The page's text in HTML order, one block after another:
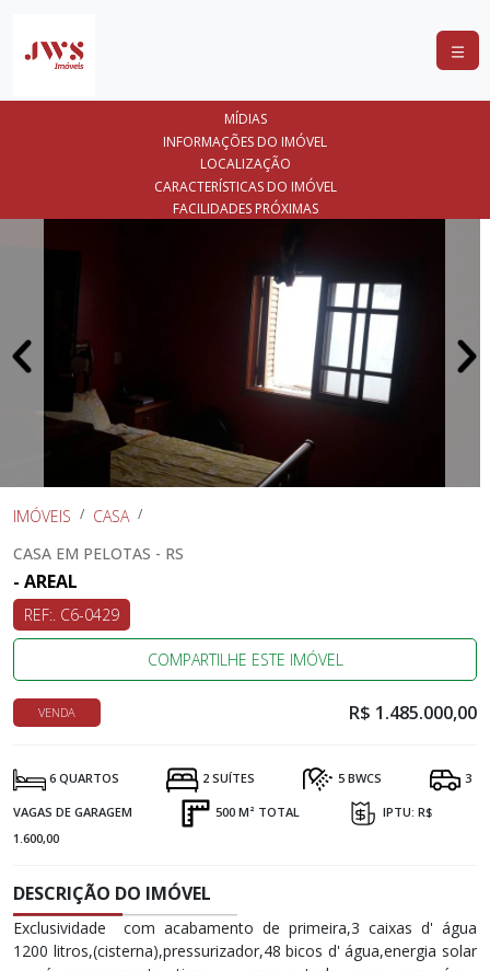
COMPRAR
LANÇAMENTOS
ANUNCIE
IMÓVEL
CONTATO
MÍDIAS
INFORMAÇÕES DO IMÓVEL
LOCALIZAÇÃO
CARACTERÍSTICAS DO IMÓVEL
FACILIDADES PRÓXIMAS
IMÓVEIS
CASA
CASA EM PELOTAS - RS
- AREAL
REF:. C6-0429
COMPARTILHE ESTE IMÓVEL
VENDA R$ 1.485.000,00
6 QUARTOS 2 SUÍTES 5 BWCS 3
VAGAS DE GARAGEM 500 M² TOTAL
IPTU: R$
1.600,00
DESCRIÇÃO DO IMÓVEL
Exclusividade com acabamento de primeira,3 caixas d' água
1200 litros,(cisterna),pressurizador,48 bicos d' água,energia solar